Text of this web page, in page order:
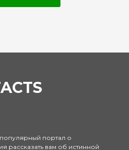
портал о
рассказать вам об истинной